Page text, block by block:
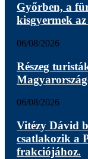
Győrben, a
kisgyermek
06/08/2026
Részeg
06/08/2026
Vitézy Dávid
csatlakozik a
frakciójához.